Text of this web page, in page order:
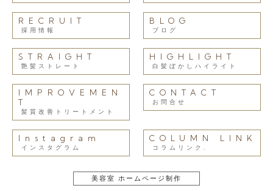
RECRUIT
採用情報
BLOG
ブログ
STRAIGHT
艶髪ストレート
HIGHLIGHT
白髪ぼかしハイライト
IMPROVEMEN
T
髪質改善トリートメント
CONTACT
お問合せ
Instagram
インスタグラム
COLUMN LINK
コラムリンク.
美容室 ホームページ制作